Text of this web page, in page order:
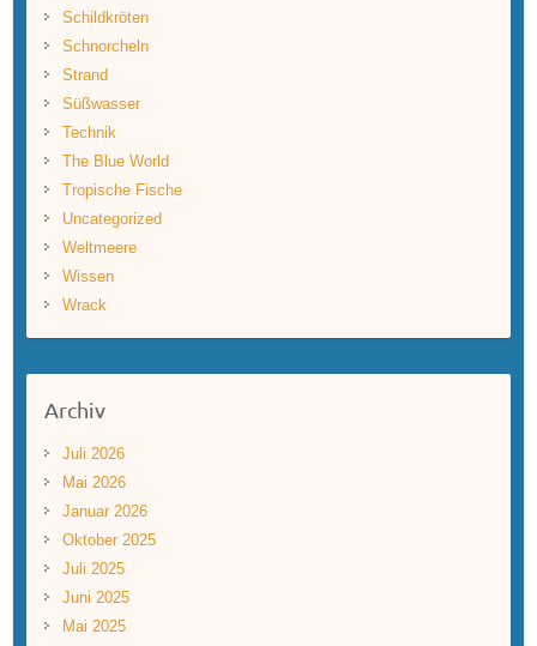
Schildkröten
Schnorcheln
Strand
Süßwasser
Technik
The Blue World
Tropische Fische
Uncategorized
Weltmeere
Wissen
Wrack
Archiv
Juli 2026
Mai 2026
Januar 2026
Oktober 2025
Juli 2025
Juni 2025
Mai 2025